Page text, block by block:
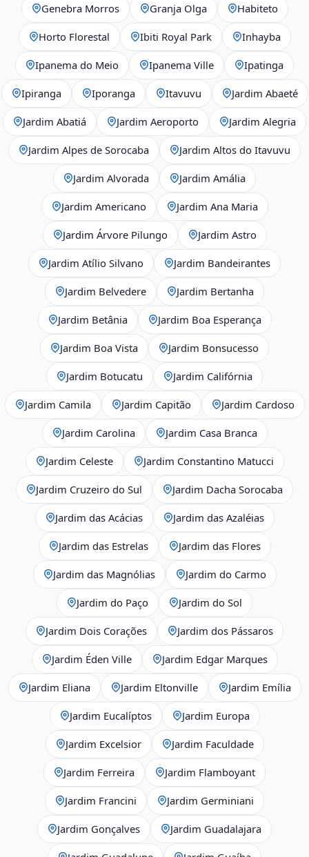
Genebra Morros Granja Olga Habiteto
Horto Florestal Ibiti Royal Park Inhayba
Ipanema do Meio Ipanema Ville Ipatinga
Ipiranga Iporanga Itavuvu Jardim Abaeté
Jardim Abatiá Jardim Aeroporto Jardim Alegria
Jardim Alpes de Sorocaba Jardim Altos do Itavuvu
Jardim Alvorada Jardim Amália
Jardim Americano Jardim Ana Maria
Jardim Árvore Pilungo Jardim Astro
Jardim Atílio Silvano Jardim Bandeirantes
Jardim Belvedere Jardim Bertanha
Jardim Betânia Jardim Boa Esperança
Jardim Boa Vista Jardim Bonsucesso
Jardim Botucatu Jardim Califórnia
Jardim Camila Jardim Capitão Jardim Cardoso
Jardim Carolina Jardim Casa Branca
Jardim Celeste Jardim Constantino Matucci
Jardim Cruzeiro do Sul Jardim Dacha Sorocaba
Jardim das Acácias Jardim das Azaléias
Jardim das Estrelas Jardim das Flores
Jardim das Magnólias Jardim do Carmo
Jardim do Paço Jardim do Sol
Jardim Dois Corações Jardim dos Pássaros
Jardim Éden Ville Jardim Edgar Marques
Jardim Eliana Jardim Eltonville Jardim Emília
Jardim Eucalíptos Jardim Europa
Jardim Excelsior Jardim Faculdade
Jardim Ferreira Jardim Flamboyant
Jardim Francini Jardim Germiniani
Jardim Gonçalves Jardim Guadalajara